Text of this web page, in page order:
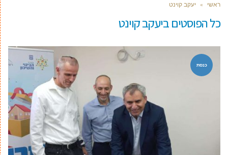
ראשי » יעקב קוינט
כל הפוסטים ביעקב קוינט
כנסת